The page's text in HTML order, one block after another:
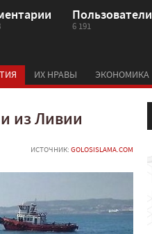
Пользователи
6 191
ИХ НРАВЫ ЭКОНОМИКА
из Ливии
ИСТОЧНИК: GOLOSISLAMA.COM